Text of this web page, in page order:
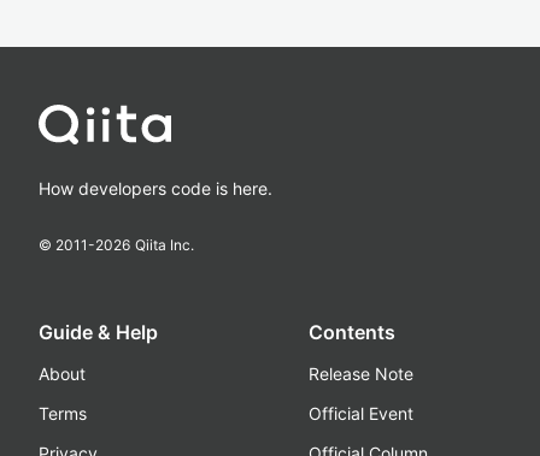
How developers code is here.
© 2011-2026 Qiita Inc.
Guide & Help
About
Terms
Contents
Release Note
Official Event